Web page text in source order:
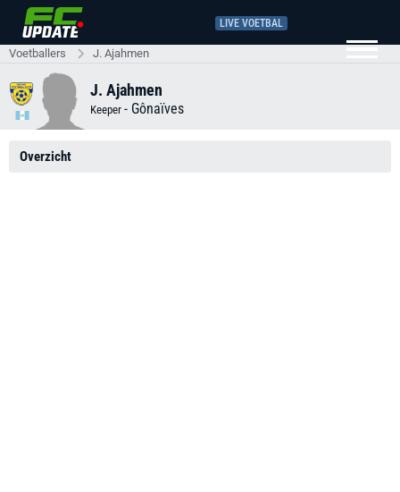
LIVE VOETBAL
Voetballers J. Ajahmen
J. Ajahmen
Keeper - Gônaïves
Overzicht